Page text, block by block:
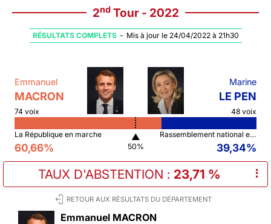
2ndTour - 2022
RÉSULTATS COMPLETS - Mis à jour le 24/04/2022 à 21h30
Emmanuel
MACRON
74 voix
Marine
LE PEN
48 voix
La République en marche
60,66%
▲
50%
Rassemblement national et ses alliés
39,34%
TAUX D'ABSTENTION : 23,71 % ⠇
RETOUR AUX RÉSULTATS DU DÉPARTEMENT
Emmanuel MACRON